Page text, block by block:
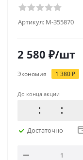
Артикул: M-355870
2 580 ₽/шт
Экономия 1 380₽
До конца акции
Достаточно